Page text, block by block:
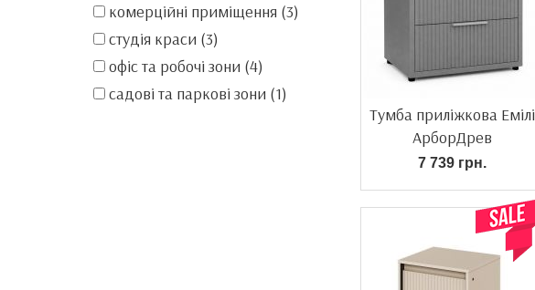
комерційні приміщення (3)
студія краси (3)
офіс та робочі зони (4)
садові та паркові зони (1)
Тумба приліжкова Емілі
АрборДрев
7 739 грн.